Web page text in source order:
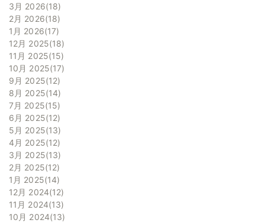
3月 2026 18
2月 2026 18
1月 2026 17
12月 2025 18
11月 2025 15
10月 2025 17
9月 2025 12
8月 2025 14
7月 2025 15
6月 2025 12
5月 2025 13
4月 2025 12
3月 2025 13
2月 2025 12
1月 2025 14
12月 2024 12
11月 2024 13
10月 2024 13